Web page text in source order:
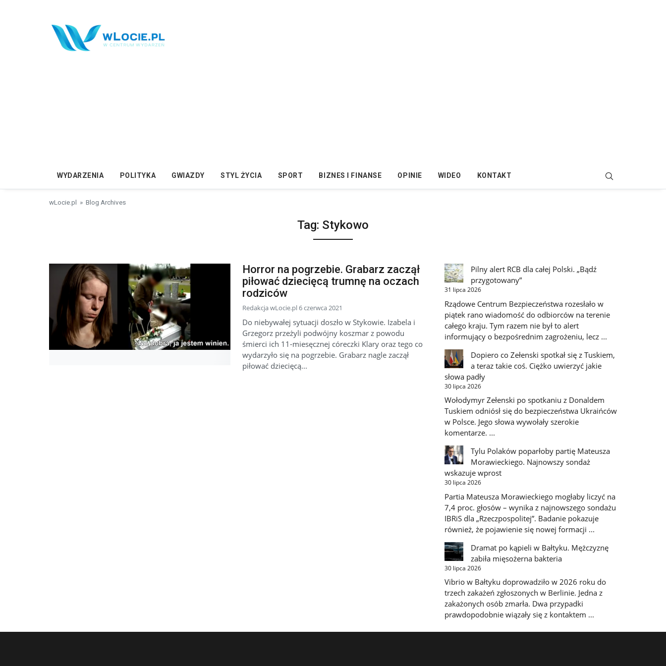
WYDARZENIA POLITYKA GWIAZDY STYL ŻYCIA SPORT BIZNES I FINANSE OPINIE WIDEO KONTAKT
wLocie.pl » Blog Archives
Tag: Stykowo
Horror na pogrzebie. Grabarz zaczął
piłować dziecięcą trumnę na oczach
rodziców
Redakcja wLocie.pl 6 czerwca 2021
Do niebywałej sytuacji doszło w Stykowie. Izabela i
Grzegorz przeżyli podwójny koszmar z powodu
śmierci ich 11-miesęcznej córeczki Klary oraz tego co
wydarzyło się na pogrzebie. Grabarz nagle zaczął
piłować dziecięcą...
Pilny alert RCB dla całej Polski. „Bądź
przygotowany”
31 lipca 2026
Rządowe Centrum Bezpieczeństwa rozesłało w
piątek rano wiadomość do odbiorców na terenie
całego kraju. Tym razem nie był to alert
informujący o bezpośrednim zagrożeniu, lecz ...
Dopiero co Zełenski spotkał się z Tuskiem,
a teraz takie coś. Ciężko uwierzyć jakie
słowa padły
30 lipca 2026
Wołodymyr Zełenski po spotkaniu z Donaldem
Tuskiem odniósł się do bezpieczeństwa Ukraińców
w Polsce. Jego słowa wywołały szerokie
komentarze. ...
Tylu Polaków poparłoby partię Mateusza
Morawieckiego. Najnowszy sondaż
wskazuje wprost
30 lipca 2026
Partia Mateusza Morawieckiego mogłaby liczyć na
7,4 proc. głosów – wynika z najnowszego sondażu
IBRiS dla „Rzeczpospolitej”. Badanie pokazuje
również, że pojawienie się nowej formacji ...
Dramat po kąpieli w Bałtyku. Mężczyznę
zabiła mięsożerna bakteria
30 lipca 2026
Vibrio w Bałtyku doprowadziło w 2026 roku do
trzech zakażeń zgłoszonych w Berlinie. Jedna z
zakażonych osób zmarła. Dwa przypadki
prawdopodobnie wiązały się z kontaktem ...